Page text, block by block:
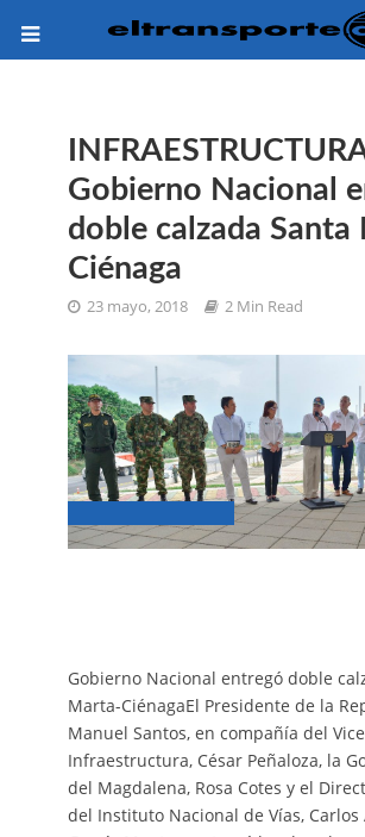
Gobierno Nacional
doble calzada Santa
Ciénaga
23 mayo, 2018 2 Min Read
Gobierno Nacional entregó doble
Marta-CiénagaEl Presidente de la
Manuel Santos, en compañía del
Infraestructura, César Peñaloza, la
del Magdalena, Rosa Cotes y el
del Instituto Nacional de Vías, Carlos